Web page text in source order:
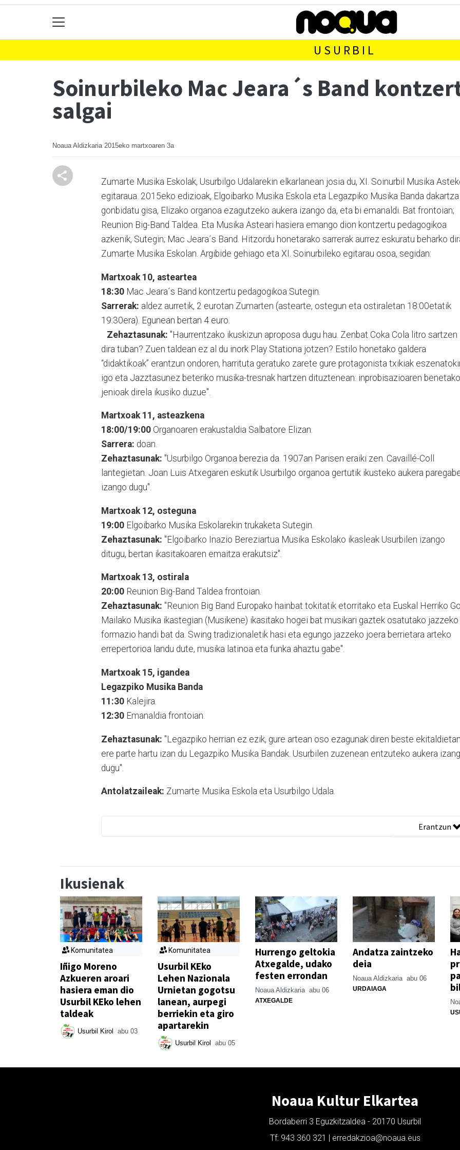
USURBIL
Soinurbileko Mac Jeara´s Band
salgai
Noaua Aldizkaria 2015eko martxoaren 3a
Zumarte Musika Eskolak, Usurbilgo Udalarekin elkarlanean josia du, XI. Soinurbil Musika
egitaraua. 2015eko edizioak, Elgoibarko Musika Eskola eta Legazpiko Musika Banda dakartza
gonbidatu gisa, Elizako organoa ezagutzeko aukera izango da, eta bi emanaldi. Bat frontoian;
Reunion Big-Band Taldea. Eta Musika Asteari hasiera emango dion kontzertu pedagogikoa
azkenik, Sutegin; Mac Jeara´s Band. Hitzordu honetarako sarrerak aurrez eskuratu beharko
Zumarte Musika Eskolan. Argibide gehiago eta XI. Soinurbileko egitarau osoa, segidan:
Martxoak 10, asteartea
18:30 Mac Jeara´s Band kontzertu pedagogikoa Sutegin.
Sarrerak: aldez aurretik, 2 eurotan Zumarten (astearte, ostegun eta ostiraletan 18:00etatik
19:30era). Egunean bertan 4 euro.
Zehaztasunak: "Haurrentzako ikuskizun aproposa dugu hau. Zenbat Coka Cola litro sartzen
dira tuban? Zuen taldean ez al du inork Play Stationa jotzen? Estilo honetako galdera
“didaktikoak” erantzun ondoren, harrituta geratuko zarete gure protagonista txikiak
igo eta Jazztasunez beteriko musika-tresnak hartzen dituztenean: inprobisazioaren benetako
jenioak direla ikusiko duzue".
Martxoak 11, asteazkena
18:00/19:00 Organoaren erakustaldia Salbatore Elizan.
Sarrera: doan.
Zehaztasunak: "Usurbilgo Organoa berezia da. 1907an Parisen eraiki zen. Cavaillé-Coll
lantegietan. Joan Luis Atxegaren eskutik Usurbilgo organoa gertutik ikusteko aukera
izango dugu".
Martxoak 12, osteguna
19:00 Elgoibarko Musika Eskolarekin trukaketa Sutegin.
Zehaztasunak: "Elgoibarko Inazio Bereziartua Musika Eskolako ikasleak Usurbilen izango
ditugu, bertan ikasitakoaren emaitza erakutsiz".
Martxoak 13, ostirala
20:00 Reunion Big-Band Taldea frontoian.
Zehaztasunak: "Reunion Big Band Europako hainbat tokitatik etorritako eta Euskal Herriko
Mailako Musika ikastegian (Musikene) ikasitako hogei bat musikari gaztek osatutako jazzeko
formazio handi bat da. Swing tradizionaletik hasi eta egungo jazzeko joera berrietara arteko
errepertorioa landu dute, musika latinoa eta funka ahaztu gabe".
Martxoak 15, igandea
Legazpiko Musika Banda
11:30 Kalejira.
12:30 Emanaldia frontoian.
Zehaztasunak: "Legazpiko herrian ez ezik, gure artean oso ezagunak diren beste
ere parte hartu izan du Legazpiko Musika Bandak. Usurbilen zuzenean entzuteko aukera
dugu".
Antolatzaileak: Zumarte Musika Eskola eta Usurbilgo Udala.
Erantzun
Ikusienak
Komunitatea
Iñigo Moreno
Azkueren aroari
hasiera eman dio
Usurbil KEko lehen
taldeak
Usurbil Kirol abu 03
Komunitatea
Usurbil KEko
Lehen Nazionala
Urnietan gogotsu
lanean, aurpegi
berriekin eta giro
apartarekin
Usurbil Kirol abu 05
Hurrengo geltokia
Atxegalde, udako
festen errondan
Noaua Aldizkaria abu 06
ATXEGALDE
Andatza zaintzeko
deia
Noaua Aldizkaria abu 06
URDAIAGA
Noaua Kultur Elkartea
Bordaberri 3 Eguzkitzaldea - 20170 Usurbil
Tf: 943 360 321 | erredakzioa@noaua.eus